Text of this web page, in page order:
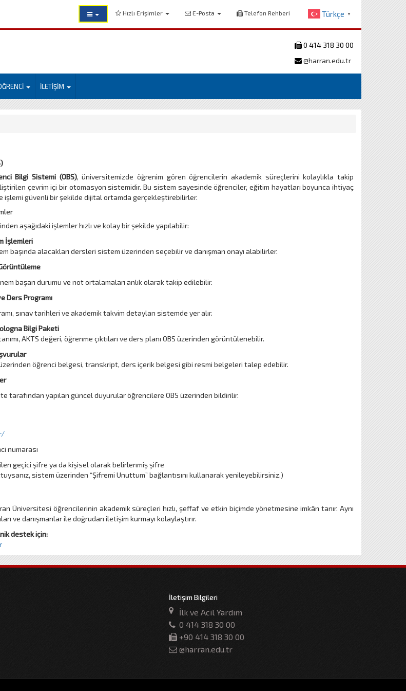
Hızlı Erişimler E-Posta Telefon Rehberi Türkçe ▼
0 414 318 30 00
@harran.edu.tr
İLETİŞİM
Bilgi Sistemi (OBS), üniversitemizde öğrenim gören öğrencilerin akademik süreçlerini kolaylıkla takip
çevrim içi bir otomasyon sistemidir. Bu sistem sayesinde öğrenciler, eğitim hayatları boyunca ihtiyaç
işlemi güvenli bir şekilde dijital ortamda gerçekleştirebilirler.
aşağıdaki işlemler hızlı ve kolay bir şekilde yapılabilir:
İşlemleri
başında alacakları dersleri sistem üzerinden seçebilir ve danışman onayı alabilirler.
başarı durumu ve not ortalamaları anlık olarak takip edilebilir.
Ders Programı
sınav tarihleri ve akademik takvim detayları sistemde yer alır.
Bilgi Paketi
AKTS değeri, öğrenme çıktıları ve ders planı OBS üzerinden görüntülenebilir.
öğrenci belgesi, transkript, ders içerik belgesi gibi resmi belgeleri talep edebilir.
tarafından yapılan güncel duyurular öğrencilere OBS üzerinden bildirilir.
numarası
geçici şifre ya da kişisel olarak belirlenmiş şifre
sistem üzerinden “Şifremi Unuttum” bağlantısını kullanarak yenileyebilirsiniz.)
Üniversitesi öğrencilerinin akademik süreçleri hızlı, şeffaf ve etkin biçimde yönetmesine imkân tanır. Aynı
ve danışmanlar ile doğrudan iletişim kurmayı kolaylaştırır.
destek için:
İletişim Bilgileri
İlk ve Acil Yardım
0 414 318 30 00
+90 414 318 30 00
@harran.edu.tr